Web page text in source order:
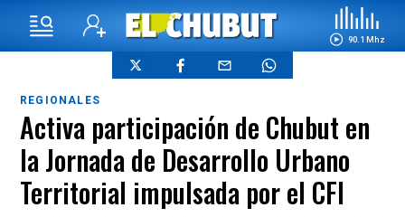
90.1 Mhz
REGIONALES
Activa participación de Chubut en
la Jornada de Desarrollo Urbano
Territorial impulsada por el CFI